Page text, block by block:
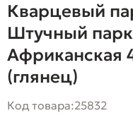
Кварцевый
Штучный
Африканская
(глянец)
Код товара:25832